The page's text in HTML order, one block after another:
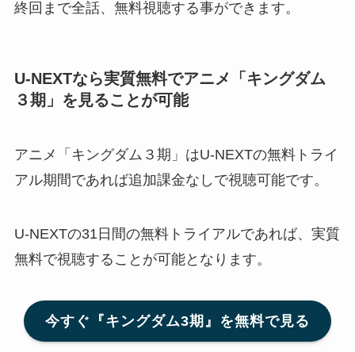
終回まで全話、無料視聴する事ができます。
U-NEXTなら実質無料でアニメ「キングダム
３期」 を見ることが可能
アニメ「キングダム３期」はU-NEXTの無料トライ
アル期間であれば追加課金なしで視聴可能です。
U-NEXTの31日間の無料トライアルであれば、実質
無料で視聴することが可能となります。
今すぐ『キングダム3期』を無料で見る